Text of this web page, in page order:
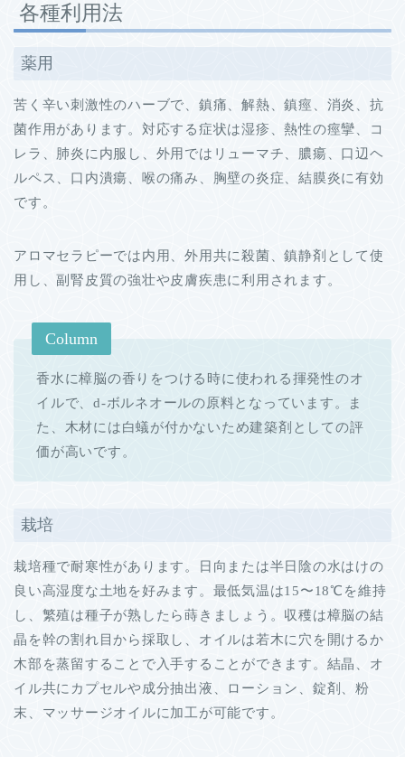
各種利用法
薬用
苦く辛い刺激性のハーブで、鎮痛、解熱、鎮痙、消炎、抗
菌作用があります。対応する症状は湿疹、熱性の痙攣、コ
レラ、肺炎に内服し、外用ではリューマチ、膿瘍、口辺ヘ
ルペス、口内潰瘍、喉の痛み、胸壁の炎症、結膜炎に有効
です。
アロマセラピーでは内用、外用共に殺菌、鎮静剤として使
用し、副腎皮質の強壮や皮膚疾患に利用されます。
Column
香水に樟脳の香りをつける時に使われる揮発性のオ
イルで、d-ボルネオールの原料となっています。ま
た、木材には白蟻が付かないため建築剤としての評
価が高いです。
栽培
栽培種で耐寒性があります。日向または半日陰の水はけの
良い高湿度な土地を好みます。最低気温は15〜18℃を維持
し、繁殖は種子が熟したら蒔きましょう。収穫は樟脳の結
晶を幹の割れ目から採取し、オイルは若木に穴を開けるか
木部を蒸留することで入手することができます。結晶、オ
イル共にカプセルや成分抽出液、ローション、錠剤、粉
末、マッサージオイルに加工が可能です。